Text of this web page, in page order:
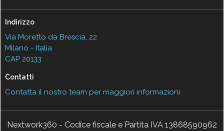
Indirizzo
Via Moretto da Brescia, 22
Milano - Italia
CAP 20133
Contatti
Contatta il nostro team per maggiori informazioni
Nextwork360 - Codice fiscale e Partita IVA 13868590962